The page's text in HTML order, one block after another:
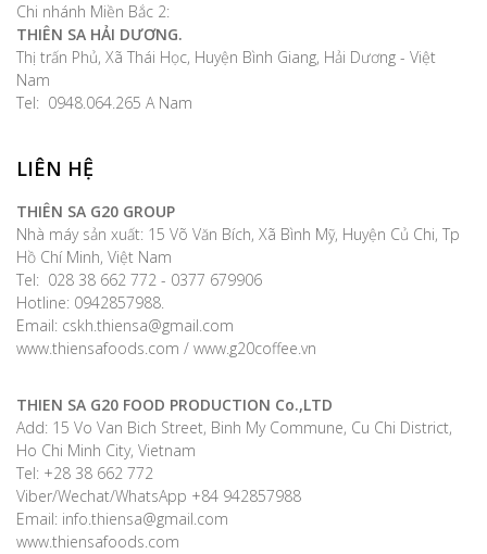
Chi nhánh Miền Bắc 2:
THIÊN SA HẢI DƯƠNG.
Thị trấn Phủ, Xã Thái Học, Huyện Bình Giang, Hải Dương - Việt
Nam
Tel: 0948.064.265 A Nam
LIÊN HỆ
THIÊN SA G20 GROUP
Nhà máy sản xuất: 15 Võ Văn Bích, Xã Bình Mỹ, Huyện Củ Chi, Tp
Hồ Chí Minh, Việt Nam
Tel: 028 38 662 772 - 0377 679906
Hotline: 0942857988.
Email: cskh.thiensa@gmail.com
www.thiensafoods.com / www.g20coffee.vn
THIEN SA G20 FOOD PRODUCTION Co.,LTD
Add: 15 Vo Van Bich Street, Binh My Commune, Cu Chi District,
Ho Chi Minh City, Vietnam
Tel: +28 38 662 772
Viber/Wechat/WhatsApp +84 942857988
Email: info.thiensa@gmail.com
www.thiensafoods.com